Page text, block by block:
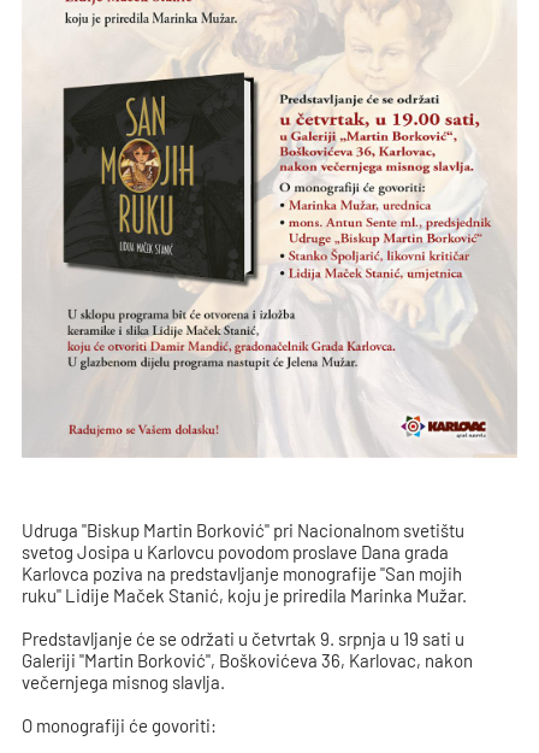
Udruga "Biskup Martin Borković" pri Nacionalnom svetištu
svetog Josipa u Karlovcu povodom proslave Dana grada
Karlovca poziva na predstavljanje monografije "San mojih
ruku" Lidije Maček Stanić, koju je priredila Marinka Mužar.
Predstavljanje će se održati u četvrtak 9. srpnja u 19 sati u
Galeriji "Martin Borković", Boškovićeva 36, Karlovac, nakon
večernjega misnog slavlja.
O monografiji će govoriti: